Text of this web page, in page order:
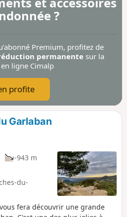
?
Premium, profitez de
permanente sur la
ligne Cimalp
profite
Garlaban
-943 m
du-
fera découvrir une grande